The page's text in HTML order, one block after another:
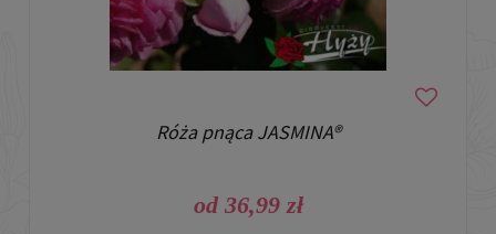
Róża pnąca JASMINA®
od 36,99 zł